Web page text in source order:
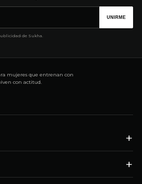
UNIRME
de Sukha.
mujeres que entrenan con
con actitud.
+
+